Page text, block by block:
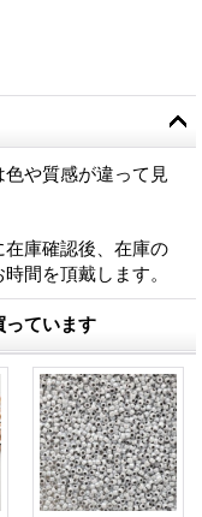
や質感が違って見
庫確認後、在庫の
間を頂戴します。
っています